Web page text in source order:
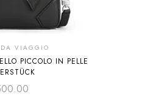
VIAGGIO
PICCOLO IN PELLE